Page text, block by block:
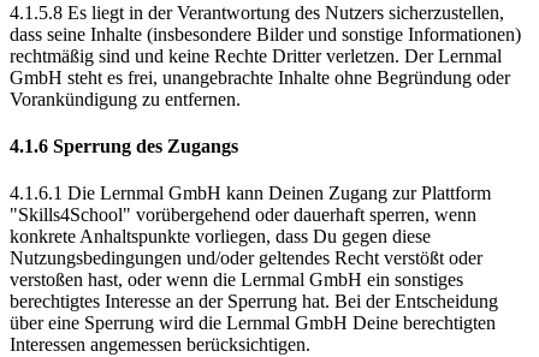
4.1.5.8 Es liegt in der Verantwortung des Nutzers sicherzustellen,
dass seine Inhalte (insbesondere Bilder und sonstige Informationen)
rechtmäßig sind und keine Rechte Dritter verletzen. Der Lernmal
GmbH steht es frei, unangebrachte Inhalte ohne Begründung oder
Vorankündigung zu entfernen.
4.1.6 Sperrung des Zugangs
4.1.6.1 Die Lernmal GmbH kann Deinen Zugang zur Plattform
"Skills4School" vorübergehend oder dauerhaft sperren, wenn
konkrete Anhaltspunkte vorliegen, dass Du gegen diese
Nutzungsbedingungen und/oder geltendes Recht verstößt oder
verstoßen hast, oder wenn die Lernmal GmbH ein sonstiges
berechtigtes Interesse an der Sperrung hat. Bei der Entscheidung
über eine Sperrung wird die Lernmal GmbH Deine berechtigten
Interessen angemessen berücksichtigen.